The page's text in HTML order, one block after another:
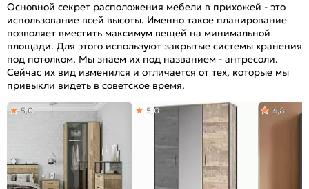
Основной секрет расположения мебели в прихожей - это
использование всей высоты. Именно такое планирование
позволяет вместить максимум вещей на минимальной
площади. Для этого используют закрытые системы хранения
под потолком. Мы знаем их под названием - антресоли.
Сейчас их вид изменился и отличается от тех, которые мы
привыкли видеть в советское время.
5,0 5,0 4,8